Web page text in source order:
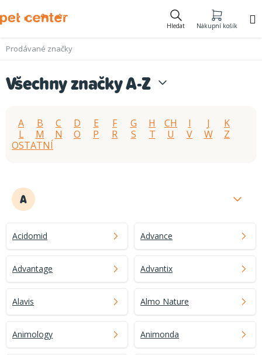
na
Hledat Nákupní košík
Prodávané značky
Všechny značky A-Z
A B C D E F G H CH I J
K
L
M N O P R S T U V W
Z
OSTATNÍ
A
Acidomid Advance
Advantage Advantix
Alavis Almo Nature
Animology Animonda